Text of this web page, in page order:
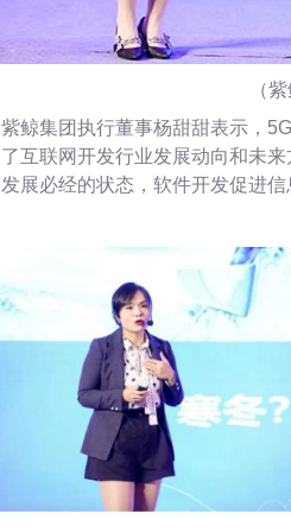
（
紫鲸集团执行董事杨甜甜表示，
了互联网开发行业发展动向和未
发展必经的状态，软件开发促进